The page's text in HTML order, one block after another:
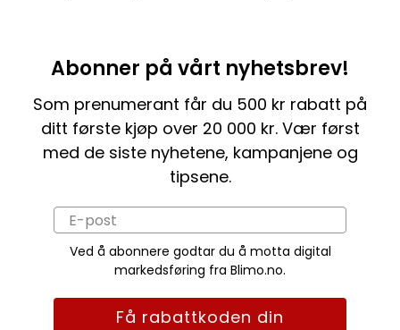
Abonner på vårt nyhetsbrev!
Som prenumerant får du 500 kr rabatt på
ditt første kjøp over 20 000 kr. Vær først
med de siste nyhetene, kampanjene og
tipsene.
Ved å abonnere godtar du å motta digital
markedsføring fra Blimo.no.
Få rabattkoden din